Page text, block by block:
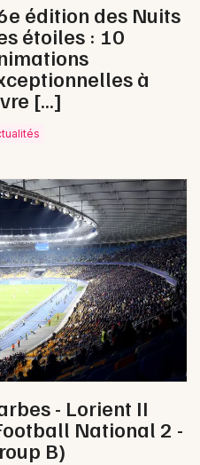
32 - Gers
Mon email
édition des Nuits
étoiles : 10
à
[…]
- Lorient II
National 2 -
B)